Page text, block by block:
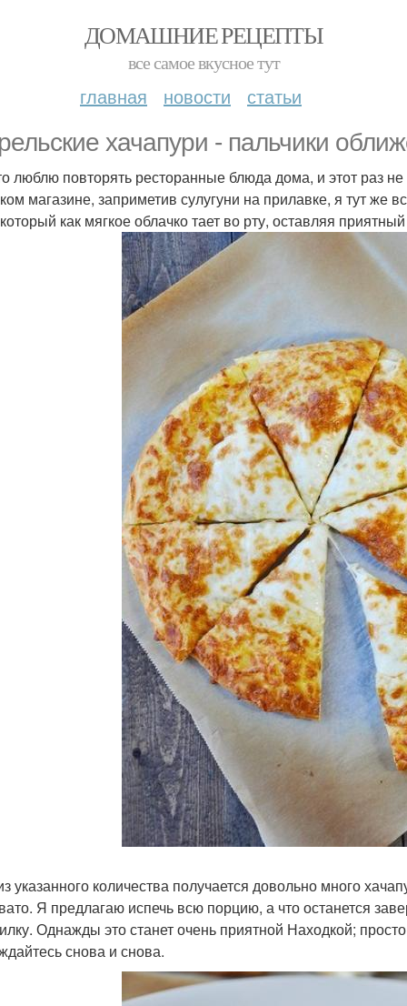
ДОМАШНИЕ РЕЦЕПТЫ
все самое вкусное тут
главная новости статьи
хачапури - пальчики
люблю повторять ресторанные блюда дома, и этот раз
магазине, заприметив сулугуни на прилавке, я тут же
как мягкое облачко тает во рту, оставляя
указанного количества получается довольно много
Я предлагаю испечь всю порцию, а что останется
Однажды это станет очень приятной Находкой;
снова и снова.